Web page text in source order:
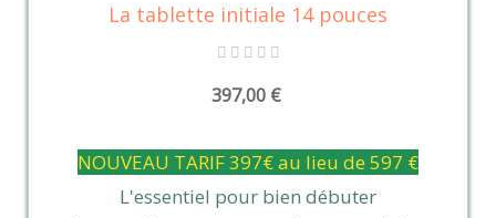
La tablette initiale 14 pouces
397,00 €
NOUVEAU TARIF 397€ au lieu de 597 €
L'essentiel pour bien débuter